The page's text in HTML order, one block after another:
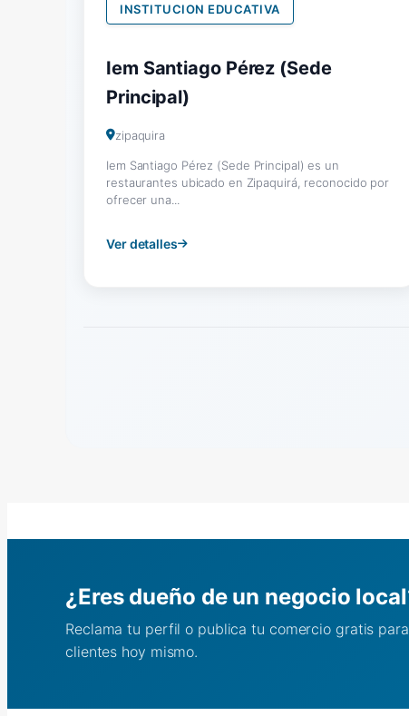
INSTITUCION EDUCATIVA
Iem Santiago Pérez (Sede
Principal)
zipaquira
Iem Santiago Pérez (Sede Principal) es un
restaurantes ubicado en Zipaquirá, reconocido por
ofrecer una...
Ver detalles
¿Eres dueño de un negocio
Reclama tu perfil o publica tu comercio gratis
clientes hoy mismo.